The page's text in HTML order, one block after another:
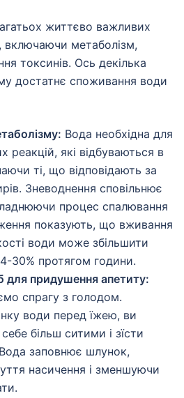
життєво важливих
включаючи метаболізм,
токсинів. Ось декілька
достатнє споживання води
Вода необхідна для
реакцій, які відбуваються в
ті, що відповідають за
Зневоднення сповільнює
процес спалювання
показують, що вживання
води може збільшити
30% протягом години.
для придушення апетиту:
спрагу з голодом.
води перед їжею, ви
більш ситими і зїсти
заповнює шлунок,
насичення і зменшуючи